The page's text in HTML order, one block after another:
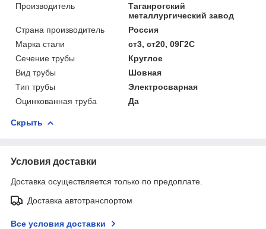
Производитель
Таганрогский
металлургический завод
Страна производитель
Россия
Марка стали
ст3, ст20, 09Г2С
Сечение трубы
Круглое
Вид трубы
Шовная
Тип трубы
Электросварная
Оцинкованная труба
Да
Скрыть
Условия доставки
Доставка осуществляется только по предоплате.
Доставка автотранспортом
Все условия доставки